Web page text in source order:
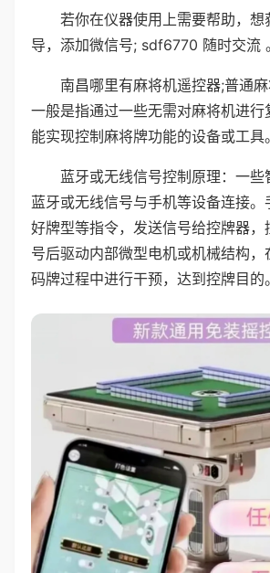
若你在仪器使用上需要帮助，想
导，添加微信号; sdf6770 随时交流 。
南昌哪里有麻将机遥控器;普通
一般是指通过一些无需对麻将机进行
能实现控制麻将牌功能的设备或工具。
蓝牙或无线信号控制原理：一些
蓝牙或无线信号与手机等设备连接
好牌型等指令，发送信号给控牌器，
号后驱动内部微型电机或机械结构，
码牌过程中进行干预，达到控牌目的。